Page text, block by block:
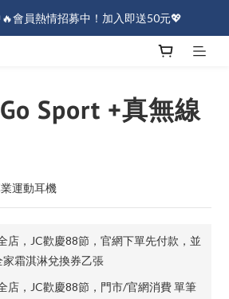
會員熱情招募中！加入即送50元💖
會員熱情招募中！加入即送50元💖
Go Sport +真無線
運動耳機
店，JC歡慶88節，官網下單先付款，並
霜淇淋兌換券乙張
店，JC歡慶88節，門市/官網消費 單筆